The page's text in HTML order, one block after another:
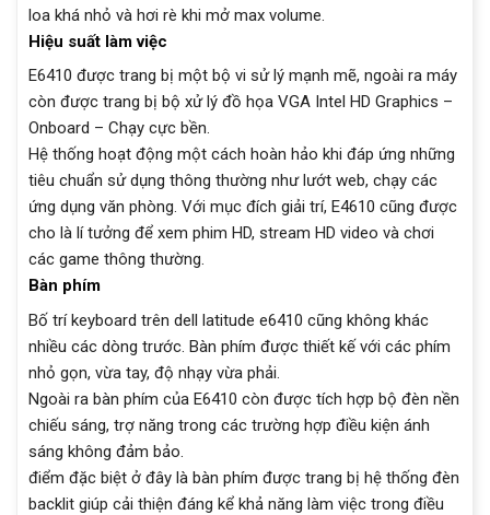
loa khá nhỏ và hơi rè khi mở max volume.
Hiệu suất làm việc
E6410 được trang bị một bộ vi sử lý mạnh mẽ, ngoài ra máy
còn được trang bị bộ xử lý đồ họa VGA Intel HD Graphics –
Onboard – Chạy cực bền.
Hệ thống hoạt động một cách hoàn hảo khi đáp ứng những
tiêu chuẩn sử dụng thông thường như lướt web, chạy các
ứng dụng văn phòng. Với mục đích giải trí, E4610 cũng được
cho là lí tưởng để xem phim HD, stream HD video và chơi
các game thông thường.
Bàn phím
Bố trí keyboard trên dell latitude e6410 cũng không khác
nhiều các dòng trước. Bàn phím được thiết kế với các phím
nhỏ gọn, vừa tay, độ nhạy vừa phải.
Ngoài ra bàn phím của E6410 còn được tích hợp bộ đèn nền
chiếu sáng, trợ năng trong các trường hợp điều kiện ánh
sáng không đảm bảo.
điểm đặc biệt ở đây là bàn phím được trang bị hệ thống đèn
backlit giúp cải thiện đáng kể khả năng làm việc trong điều